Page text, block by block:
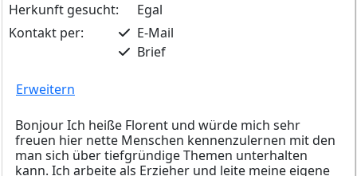
Herkunft gesucht:
Egal
Kontakt per:
E-Mail
Brief
Erweitern
Bonjour Ich heiße Florent und würde mich sehr
freuen hier nette Menschen kennenzulernen mit den
man sich über tiefgründige Themen unterhalten
kann. Ich arbeite als Erzieher und leite meine eigene